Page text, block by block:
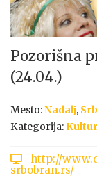
Pozorišna
(24.04.)
Mesto:Nadalj,
Kategorija:
http://
srbobran.rs/